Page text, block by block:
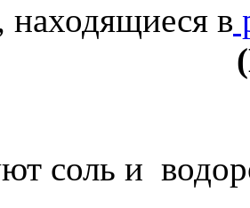
находящиеся в
соль и